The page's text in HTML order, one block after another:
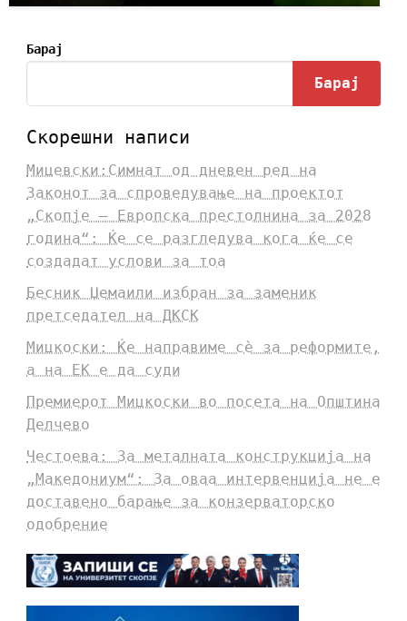
Барај
Барај
Скорешни написи
Мицевски:Симнат од дневен ред на
Законот за спроведување на проектот
„Скопје – Европска престолнина за 2028
година“: Ќе се разгледува кога ќе се
создадат услови за тоа
Бесник Џемаили избран за заменик
претседател на ДКСК
Мицкоски: Ќе направиме сè за реформите,
а на ЕК е да суди
Премиерот Мицкоски во посета на Општина
Делчево
Честоева: За металната конструкција на
„Македониум“: За оваа интервенција не е
доставено барање за конзерваторско
одобрение